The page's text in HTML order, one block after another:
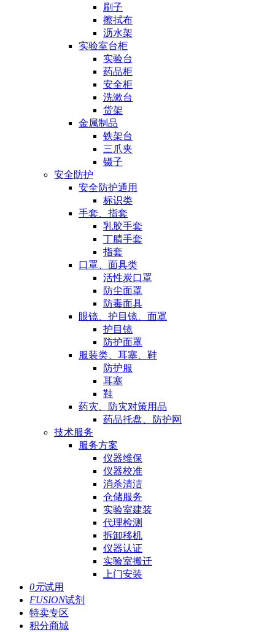
刷子
擦拭布
沥水架
实验室台柜
实验台
药品柜
安全柜
洗漱台
货架
金属制品
铁架台
三爪夹
镊子
安全防护
安全防护通用
标识类
手套、指套
乳胶手套
丁腈手套
指套
口罩、面具类
活性炭口罩
防尘面罩
防毒面具
眼镜、护目镜、面罩
护目镜
防护面罩
服装类、耳塞、鞋
防护服
耳塞
鞋
药灾、防灾对策用品
药品托盘、防护网
技术服务
服务方案
仪器维保
仪器校准
消杀清洁
仓储服务
实验室建装
代理检测
拆卸移机
仪器认证
实验室搬迁
上门安装
0元试用
FUSION试剂
特卖专区
积分商城